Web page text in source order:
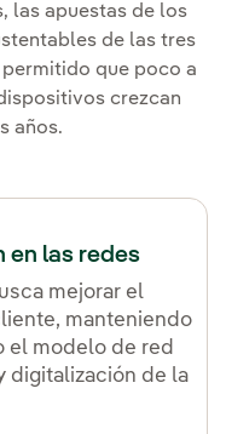
las apuestas de los
de las tres
que poco a
crezcan
años.
en las redes
mejorar el
manteniendo
el modelo de red
digitalización de la